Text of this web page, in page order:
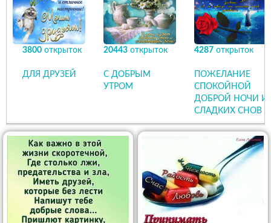
3800 открыток
ДЛЯ ДРУЗЕЙ
20443 открыток
С ДОБРЫМ
УТРОМ
4287 открыток
ПОЖЕЛАНИЕ
СПОКОЙНОЙ
ДОБРОЙ НОЧИ И
СЛАДКИХ СНОВ